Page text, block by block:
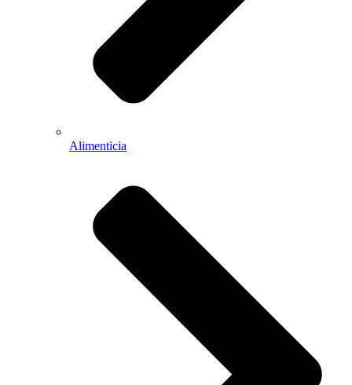
Alimenticia